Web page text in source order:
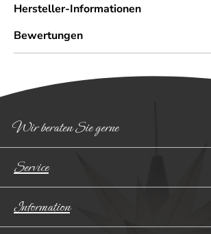
Hersteller-Informationen
Bewertungen
Wir beraten Sie gerne
Service
Information